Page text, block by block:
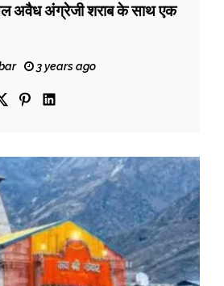
एक
3 years ago